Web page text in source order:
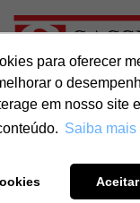
para oferecer
o
em nosso site
Saiba mais
para oferecer
o
em nosso site
Saiba mais
reservados para: SASSI
0001-48 | CRECI: J-